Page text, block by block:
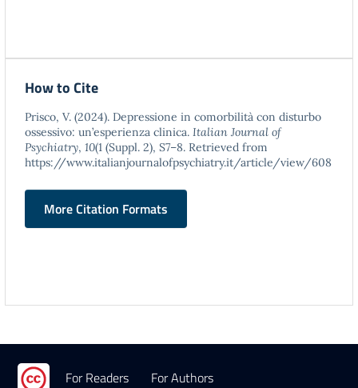
How to Cite
Prisco, V. (2024). Depressione in comorbilità con disturbo
ossessivo: un’esperienza clinica. Italian Journal of
Psychiatry, 10(1 (Suppl. 2), S7–8. Retrieved from
https://www.italianjournalofpsychiatry.it/article/view/608
More Citation Formats
For Readers For Authors